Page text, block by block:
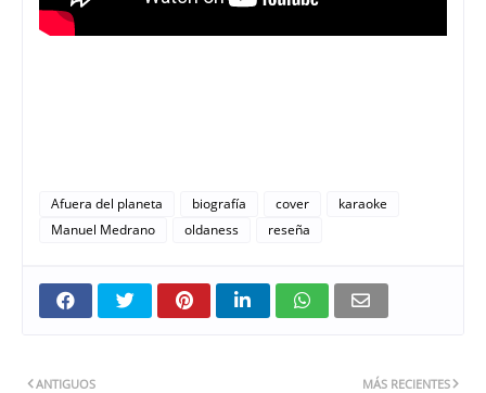
Afuera del planeta biografía cover
karaoke
Manuel Medrano
oldaness reseña
MÁS RECIENTES
ANTIGUOS